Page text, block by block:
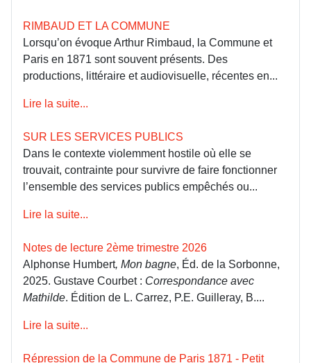
RIMBAUD ET LA COMMUNE
Lorsqu’on évoque Arthur Rimbaud, la Commune et
Paris en 1871 sont souvent présents. Des
productions, littéraire et audiovisuelle, récentes en...
Lire la suite...
SUR LES SERVICES PUBLICS
Dans le contexte violemment hostile où elle se
trouvait, contrainte pour survivre de faire fonctionner
l’ensemble des services publics empêchés ou...
Lire la suite...
Notes de lecture 2ème trimestre 2026
Alphonse Humbert, Mon bagne, Éd. de la Sorbonne,
2025. Gustave Courbet : Correspondance avec
Mathilde. Édition de L. Carrez, P.E. Guilleray, B....
Lire la suite...
Répression de la Commune de Paris 1871 - Petit